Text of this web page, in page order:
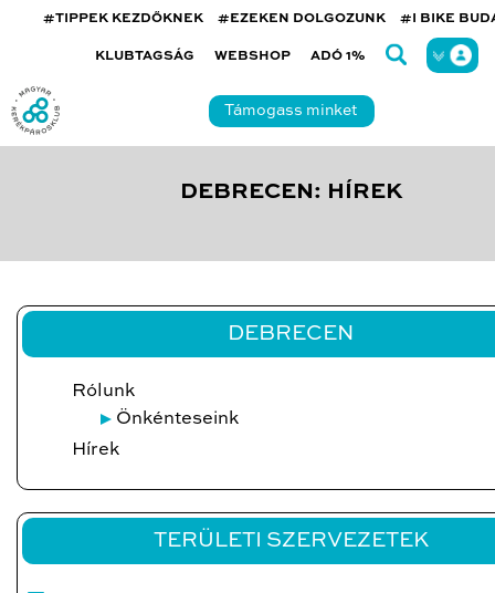
#TIPPEK KEZDŐKNEK #EZEKEN DOLGOZUNK #I BIKE
KLUBTAGSÁG WEBSHOP ADÓ 1%
Támogass minket
DEBRECEN: HÍREK
DEBRECEN
Rólunk
Önkénteseink
Hírek
TERÜLETI SZERVEZETEK